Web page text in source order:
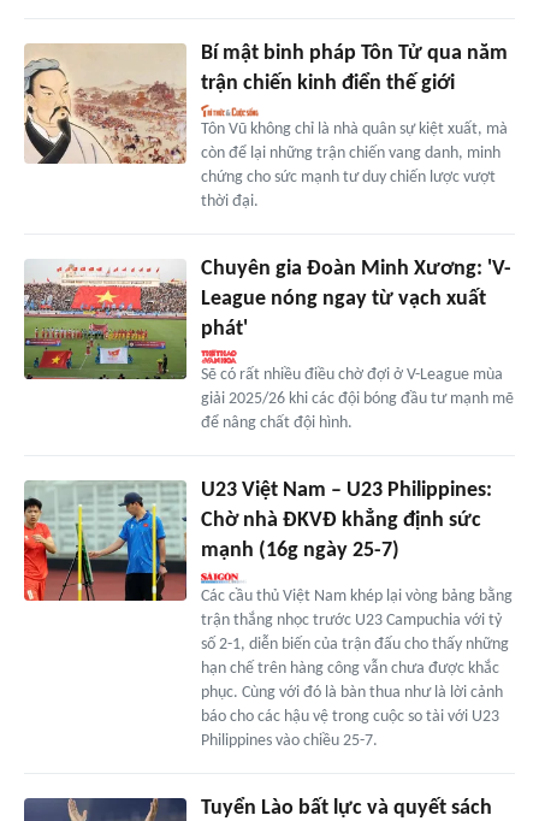
Bí mật binh pháp Tôn Tử qua năm
trận chiến kinh điển thế giới
Tôn Vũ không chỉ là nhà quân sự kiệt xuất, mà
còn để lại những trận chiến vang danh, minh
chứng cho sức mạnh tư duy chiến lược vượt
thời đại.
Chuyên gia Đoàn Minh Xương: 'V-
League nóng ngay từ vạch xuất
phát'
Sẽ có rất nhiều điều chờ đợi ở V-League mùa
giải 2025/26 khi các đội bóng đầu tư mạnh mẽ
để nâng chất đội hình.
U23 Việt Nam – U23 Philippines:
Chờ nhà ĐKVĐ khẳng định sức
mạnh (16g ngày 25-7)
Các cầu thủ Việt Nam khép lại vòng bảng bằng
trận thắng nhọc trước U23 Campuchia với tỷ
số 2-1, diễn biến của trận đấu cho thấy những
hạn chế trên hàng công vẫn chưa được khắc
phục. Cùng với đó là bàn thua như là lời cảnh
báo cho các hậu vệ trong cuộc so tài với U23
Philippines vào chiều 25-7.
Tuyển Lào bất lực và quyết sách